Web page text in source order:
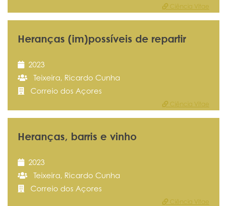
Ciência Vitae
Heranças (im)possíveis de repartir
2023
Teixeira, Ricardo Cunha
Correio dos Açores
Ciência Vitae
Heranças, barris e vinho
2023
Teixeira, Ricardo Cunha
Correio dos Açores
Ciência Vitae